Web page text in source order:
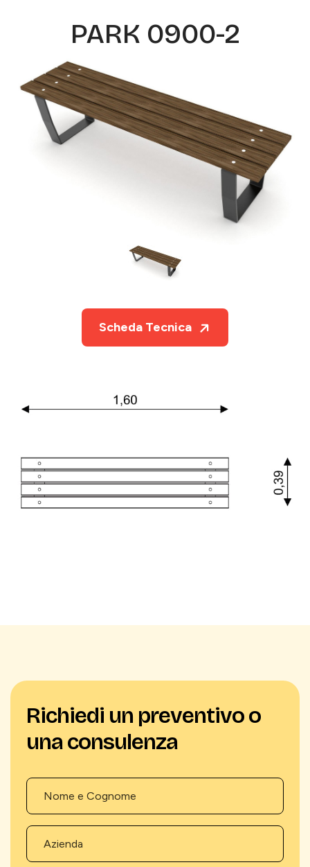
PARK 0900-2
Scheda Tecnica
Richiedi un preventivo o
una consulenza